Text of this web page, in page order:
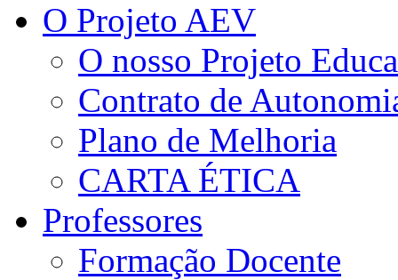
O Projeto AEV
O nosso Projeto
Contrato de
Plano de Melhoria
CARTA ÉTICA
Professores
Formação Docente